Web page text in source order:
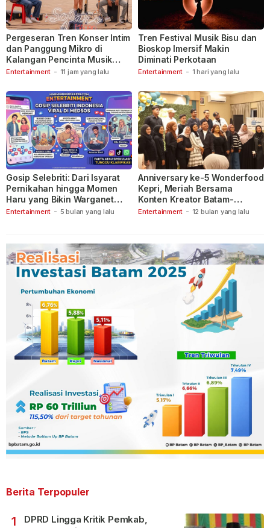
Entertainment - 11 jam yang lalu
Pergeseran Tren Konser Intim
dan Panggung Mikro di
Kalangan Pencinta Musik
Indonesia
Entertainment - 1 hari yang lalu
Tren Festival Musik Bisu dan
Bioskop Imersif Makin
Diminati Perkotaan
Entertainment - 5 bulan yang lalu
Gosip Selebriti: Dari Isyarat
Pernikahan hingga Momen
Haru yang Bikin Warganet
Berspekulasi
Entertainment - 12 bulan yang lalu
Anniversary ke-5 Wonderfood
Kepri, Meriah Bersama
Konten Kreator Batam-
Tanjungpinang
Berita Terpopuler
1
DPRD Lingga Kritik Pemkab,